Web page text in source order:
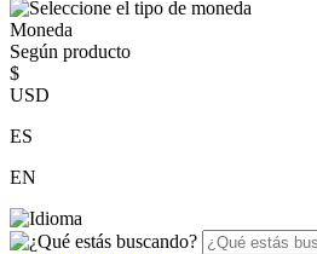
Moneda
Según producto
$
USD
ES
EN